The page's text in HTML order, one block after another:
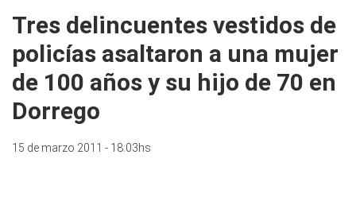
Tres delincuentes vestidos de
policías asaltaron a una mujer
de 100 años y su hijo de 70 en
Dorrego
15 de marzo 2011 - 18:03hs